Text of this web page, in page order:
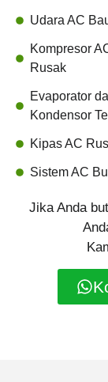
Udara AC
Kompresor
Rusak
Evaporator
Kondensor
Kipas AC
Sistem AC
Jika Anda